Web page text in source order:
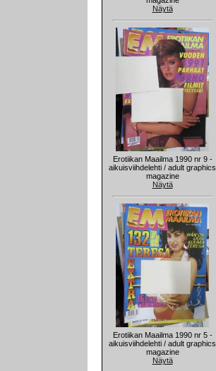
Näytä
Erotiikan Maailma 1990 nr 9 -
aikuisviihdelehti / adult graphics
magazine
Näytä
Erotiikan Maailma 1990 nr 5 -
aikuisviihdelehti / adult graphics
magazine
Näytä